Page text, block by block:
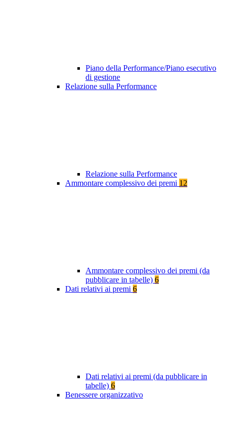
Piano della Performance/Piano esecutivo
di gestione
Relazione sulla Performance
Relazione sulla Performance
Ammontare complessivo dei premi 12
Ammontare complessivo dei premi (da
pubblicare in tabelle) 6
Dati relativi ai premi 6
Dati relativi ai premi (da pubblicare in
tabelle) 6
Benessere organizzativo